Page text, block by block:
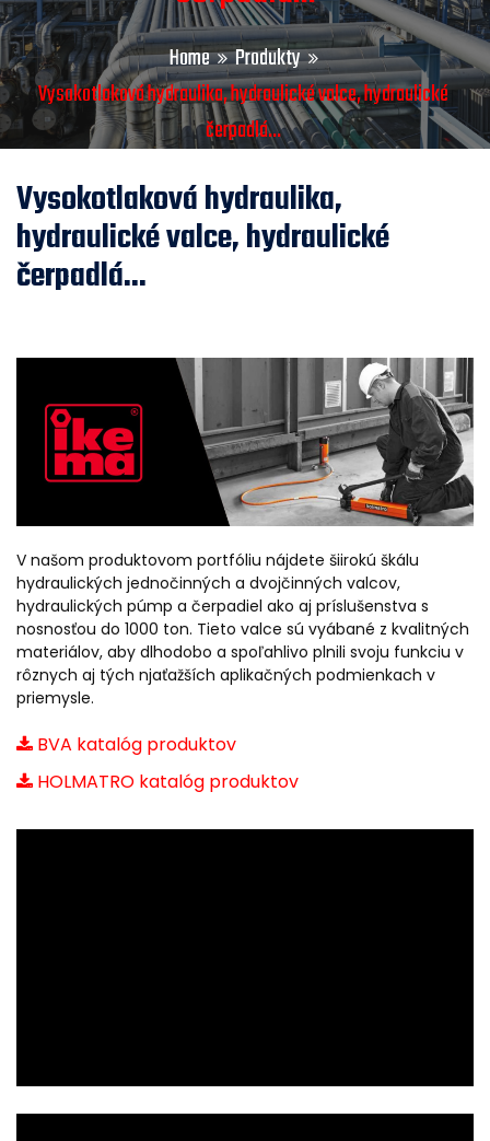
Home
Produkty
Vysokotlaková hydraulika, hydraulické valce, hydraulické
čerpadlá...
Vysokotlaková hydraulika,
hydraulické valce, hydraulické
čerpadlá...
V našom produktovom portfóliu nájdete šiirokú škálu
hydraulických jednočinných a dvojčinných valcov,
hydraulických púmp a čerpadiel ako aj príslušenstva s
nosnosťou do 1000 ton. Tieto valce sú vyábané z kvalitných
materiálov, aby dlhodobo a spoľahlivo plnili svoju funkciu v
rôznych aj tých njaťažších aplikačných podmienkach v
priemysle.
BVA katalóg produktov
HOLMATRO katalóg produktov